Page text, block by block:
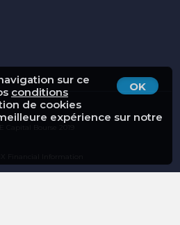
OK
sur ce
conditions
de cookies
expérience sur notre